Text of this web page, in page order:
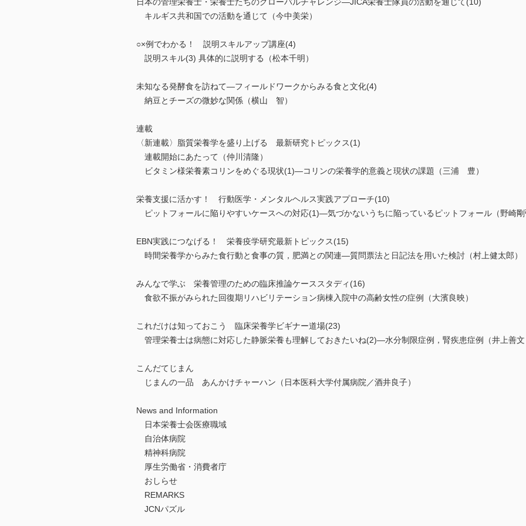
日本の管理栄養士・栄養士たちのグローバルチャレンジ―JICA栄養士隊員の活動を通じて(10)
キルギス共和国での活動を通じて（今中美栄）
○×例でわかる！ 説明スキルアップ講座(4)
説明スキル(3) 具体的に説明する（松本千明）
未知なる発酵食を訪ねて―フィールドワークからみる食と文化(4)
納豆とチーズの微妙な関係（横山 智）
連載
〈新連載〉脂質栄養学を盛り上げる 最新研究トピックス(1)
連載開始にあたって（仲川清隆）
ビタミン様栄養素コリンをめぐる現状(1)―コリンの栄養学的意義と現状の課題（三浦 豊）
栄養支援に活かす！ 行動医学・メンタルヘルス実践アプローチ(10)
ピットフォールに陥りやすいケースへの対応(1)―気づかないうちに陥っているピットフォール（野崎
EBN実践につなげる！ 栄養疫学研究最新トピックス(15)
時間栄養学からみた食行動と食事の質，肥満との関連―質問票法と日記法を用いた検討（村上健太郎）
みんなで学ぶ 栄養管理のための臨床推論ケーススタディ(16)
食欲不振がみられた回復期リハビリテーション病棟入院中の高齢女性の症例（大濱良映）
これだけは知っておこう 臨床栄養学ビギナー道場(23)
管理栄養士は病態に対応した静脈栄養も理解しておきたいね(2)―水分制限症例，腎疾患症例（井上善
こんだてじまん
じまんの一品 あんかけチャーハン（日本医科大学付属病院／酒井良子）
News and Information
日本栄養士会医療職域
自治体病院
精神科病院
厚生労働省・消費者庁
おしらせ
REMARKS
JCNパズル